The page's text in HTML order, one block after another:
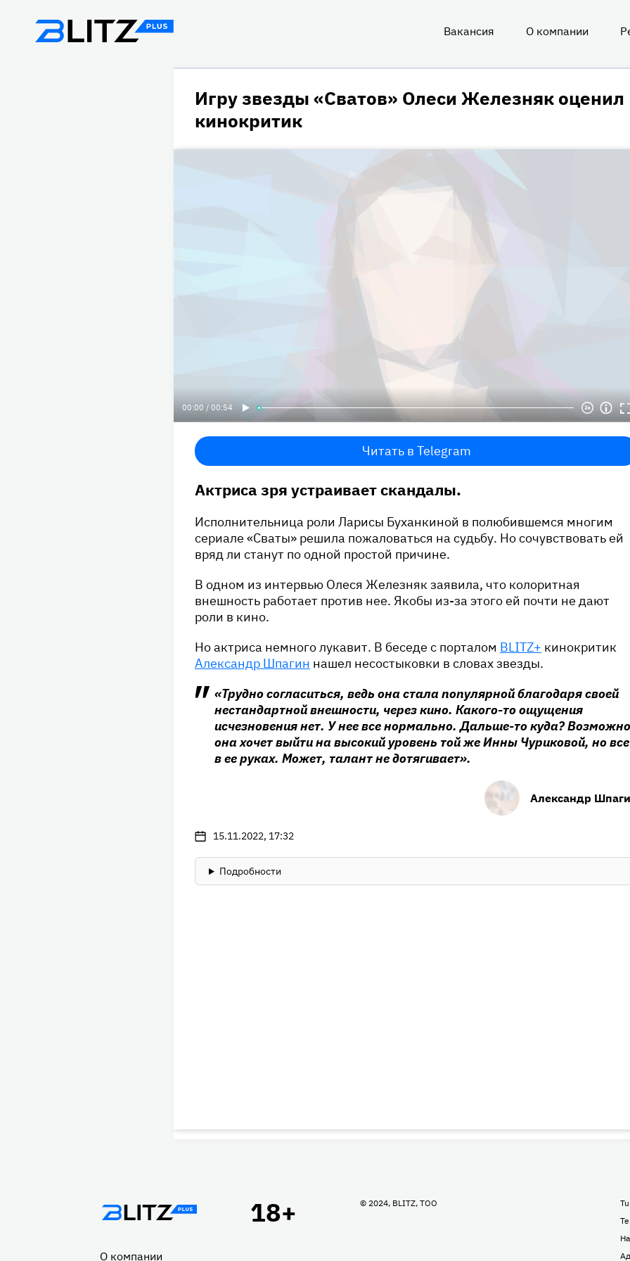
Вакансия О компании
Игру звезды «Сватов» Олеси Железняк оценил
кинокритик
00:00 / 00:54
Читать в Telegram
Актриса зря устраивает скандалы.
Исполнительница роли Ларисы Буханкиной в полюбившемся многим
сериале «Сваты» решила пожаловаться на судьбу. Но сочувствовать ей
вряд ли станут по одной простой причине.
В одном из интервью Олеся Железняк заявила, что колоритная
внешность работает против нее. Якобы из-за этого ей почти не дают
роли в кино.
Но актриса немного лукавит. В беседе с порталом BLITZ+ кинокритик
Александр Шпагин нашел несостыковки в словах звезды.
«Трудно согласиться, ведь она стала популярной благодаря своей
нестандартной внешности, через кино. Какого-то ощущения
исчезновения нет. У нее все нормально. Дальше-то куда?
она хочет выйти на высокий уровень той же Инны Чуриковой, но все
в ее руках. Может, талант не дотягивает».
Александр
15.11.2022, 17:32
Подробности
Подвал
О компании
© 2024, BLITZ, TOO